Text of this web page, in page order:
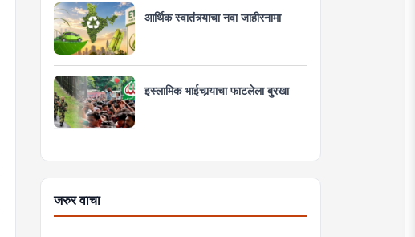
आर्थिक स्वातंत्र्याचा नवा जाहीरनामा
इस्लामिक भाईचार्‍याचा फाटलेला बुरखा
जरुर वाचा